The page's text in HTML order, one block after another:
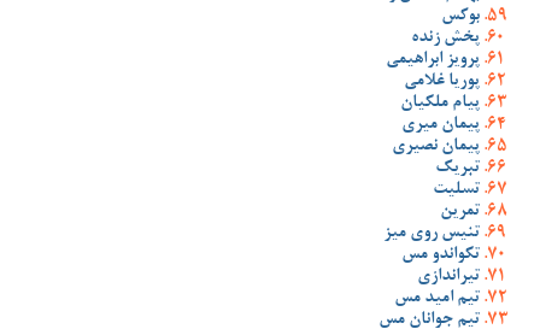
بوکس
پخش زنده
پرویز ابراهیمی
پوریا غلامی
پیام ملکیان
پیمان میری
پیمان نصیری
تبریک
تسلیت
تمرین
تنیس روی میز
تکواندو مس
تیراندازی
تیم امید مس
تیم جوانان مس